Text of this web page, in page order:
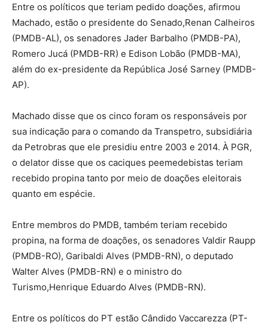
Entre os políticos que teriam pedido doações, afirmou
Machado, estão o presidente do Senado,Renan Calheiros
(PMDB-AL), os senadores Jader Barbalho (PMDB-PA),
Romero Jucá (PMDB-RR) e Edison Lobão (PMDB-MA),
além do ex-presidente da República José Sarney (PMDB-
AP).
Machado disse que os cinco foram os responsáveis por
sua indicação para o comando da Transpetro, subsidiária
da Petrobras que ele presidiu entre 2003 e 2014. À PGR,
o delator disse que os caciques peemedebistas teriam
recebido propina tanto por meio de doações eleitorais
quanto em espécie.
Entre membros do PMDB, também teriam recebido
propina, na forma de doações, os senadores Valdir Raupp
(PMDB-RO), Garibaldi Alves (PMDB-RN), o deputado
Walter Alves (PMDB-RN) e o ministro do
Turismo,Henrique Eduardo Alves (PMDB-RN).
Entre os políticos do PT estão Cândido Vaccarezza (PT-